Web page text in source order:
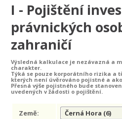
I - Pojištění
právnických
zahraničí
Výsledná kalkulace je nezávazná a
charakter.
Týká se pouze korporátního rizika a
kterých není úvěrováno pojistné a
Přesná výše pojistného bude
uvedených v žádosti o pojištění.
Země: